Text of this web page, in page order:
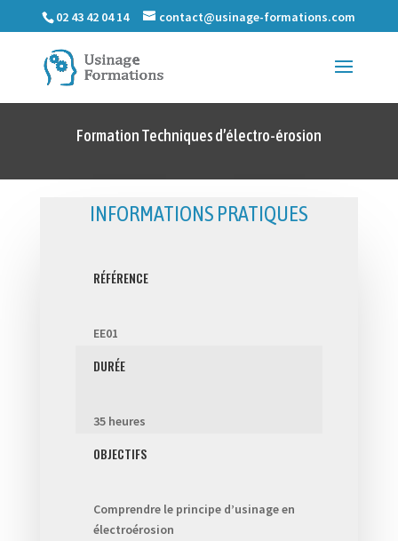
02 43 42 04 14 contact@usinage-formations.com
Formation Techniques d’électro-érosion
INFORMATIONS PRATIQUES
RÉFÉRENCE
EE01
DURÉE
35 heures
OBJECTIFS
Comprendre le principe d’usinage en
électroérosion